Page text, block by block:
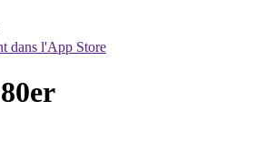
dans l'App Store